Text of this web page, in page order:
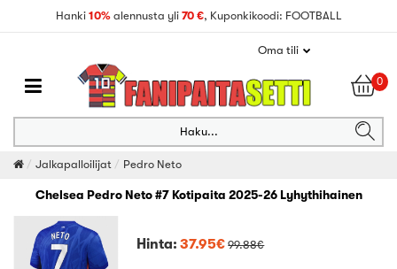
Hanki 10% alennusta yli 70 €, Kuponkikoodi: FOOTBALL
Oma tili
0
Haku...
Jalkapalloilijat Pedro Neto
Chelsea Pedro Neto #7 Kotipaita 2025-26 Lyhythihainen
Hinta: 37.95€ 99.88€